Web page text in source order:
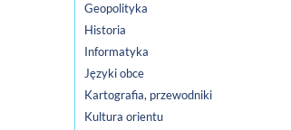
Geopolityka
Historia
Informatyka
Języki obce
Kartografia, przewodniki
Kultura orientu